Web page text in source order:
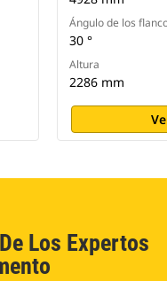
Ángulo de los
30 °
Altura
2286 mm
Los Expertos